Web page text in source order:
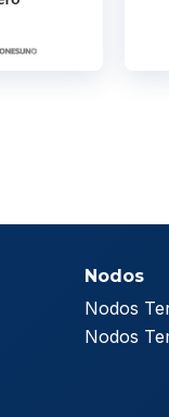
Nodos
Nodos
Nodos